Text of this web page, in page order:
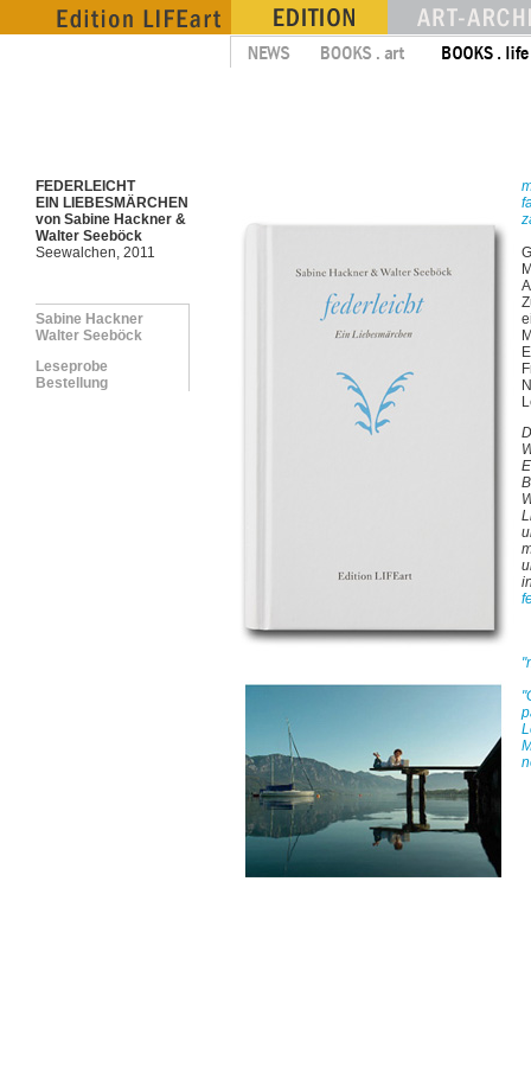
FEDERLEICHT
EIN LIEBESMÄRCHEN
von Sabine Hackner &
Walter Seeböck
Seewalchen, 2011
Sabine Hackner
Walter Seeböck
Leseprobe
Bestellung